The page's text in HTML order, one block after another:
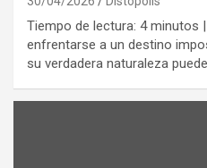
Tiempo de lectura: 4 minutos
enfrentarse a un destino
su verdadera naturaleza